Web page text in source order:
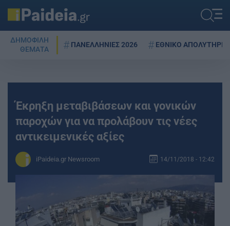
ΔΗΜΟΦΙΛΗ
ΘΕΜΑΤΑ
ΠΑΝΕΛΛΗΝΙΕΣ 2026 ΕΘΝΙΚΟ ΑΠΟΛΥΤΗΡΙΟ
Έκρηξη μεταβιβάσεων και γονικών
παροχών για να προλάβουν τις νέες
αντικειμενικές αξίες
iPaideia.gr Newsroom 14/11/2018 - 12:42